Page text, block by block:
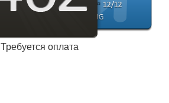
Требуется оплата